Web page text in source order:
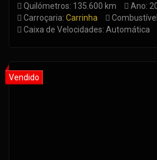
Quilómetros: 135.600 km
Ano:
Carroçaria: Carrinha
Caixa de Velocidades: Automática